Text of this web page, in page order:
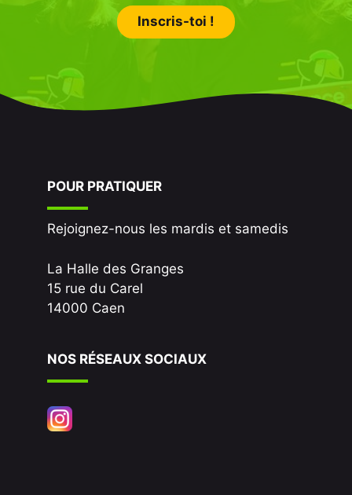
Inscris-toi !
POUR PRATIQUER
Rejoignez-nous les mardis et samedis
La Halle des Granges
15 rue du Carel
14000 Caen
NOS RÉSEAUX SOCIAUX